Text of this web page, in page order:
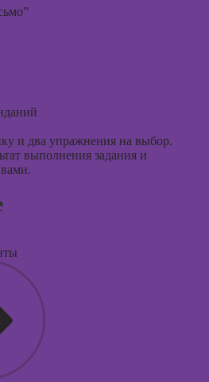
и два упражнения на выбор.
выполнения задания и